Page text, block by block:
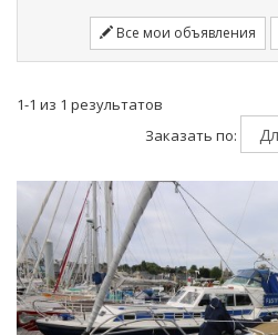
Все мои объявления
1-1 из 1 результатов
Заказать по: